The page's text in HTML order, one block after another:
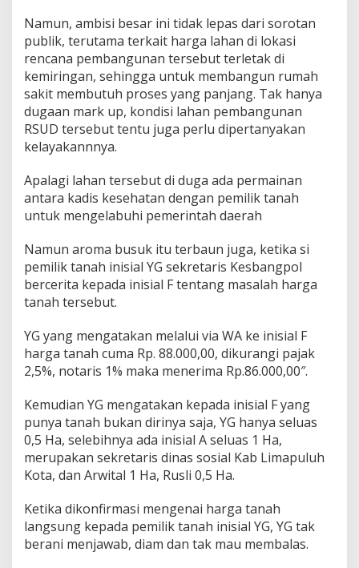
Namun, ambisi besar ini tidak lepas dari sorotan
publik, terutama terkait harga lahan di lokasi
rencana pembangunan tersebut terletak di
kemiringan, sehingga untuk membangun rumah
sakit membutuh proses yang panjang. Tak hanya
dugaan mark up, kondisi lahan pembangunan
RSUD tersebut tentu juga perlu dipertanyakan
kelayakannnya.
Apalagi lahan tersebut di duga ada permainan
antara kadis kesehatan dengan pemilik tanah
untuk mengelabuhi pemerintah daerah
Namun aroma busuk itu terbaun juga, ketika si
pemilik tanah inisial YG sekretaris Kesbangpol
bercerita kepada inisial F tentang masalah harga
tanah tersebut.
YG yang mengatakan melalui via WA ke inisial F
harga tanah cuma Rp. 88.000,00, dikurangi pajak
2,5%, notaris 1% maka menerima Rp.86.000,00″.
Kemudian YG mengatakan kepada inisial F yang
punya tanah bukan dirinya saja, YG hanya seluas
0,5 Ha, selebihnya ada inisial A seluas 1 Ha,
merupakan sekretaris dinas sosial Kab Limapuluh
Kota, dan Arwital 1 Ha, Rusli 0,5 Ha.
Ketika dikonfirmasi mengenai harga tanah
langsung kepada pemilik tanah inisial YG, YG tak
berani menjawab, diam dan tak mau membalas.